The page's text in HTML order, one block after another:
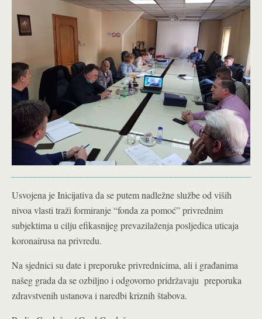
Usvojena je Inicijativa da se putem nadležne službe od viših
nivoa vlasti traži formiranje “fonda za pomoć” privrednim
subjektima u cilju efikasnijeg prevazilaženja posljedica uticaja
koronairusa na privredu.
Na sjednici su date i preporuke privrednicima, ali i građanima
našeg grada da se ozbiljno i odgovorno pridržavaju preporuka
zdravstvenih ustanova i naredbi kriznih štabova.